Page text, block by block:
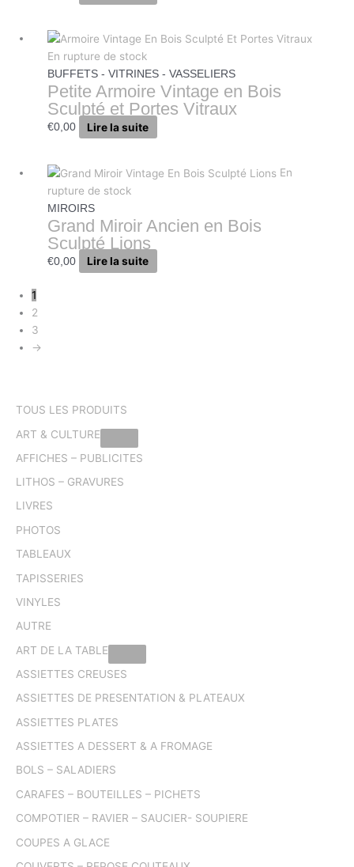
En rupture de stock
BUFFETS - VITRINES - VASSELIERS
Petite Armoire Vintage en Bois
Sculpté et Portes Vitraux
€0,00 Lire la suite
En
rupture de stock
MIROIRS
Grand Miroir Ancien en Bois
Sculpté Lions
€0,00 Lire la suite
1
2
3
→
TOUS LES PRODUITS
ART & CULTURE
AFFICHES – PUBLICITES
LITHOS – GRAVURES
LIVRES
PHOTOS
TABLEAUX
TAPISSERIES
VINYLES
AUTRE
ART DE LA TABLE
ASSIETTES CREUSES
ASSIETTES DE PRESENTATION & PLATEAUX
ASSIETTES PLATES
ASSIETTES A DESSERT & A FROMAGE
BOLS – SALADIERS
CARAFES – BOUTEILLES – PICHETS
COMPOTIER – RAVIER – SAUCIER- SOUPIERE
COUPES A GLACE